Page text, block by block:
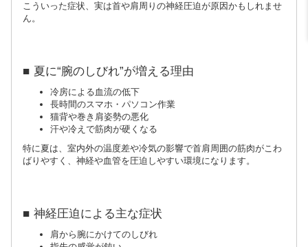
こういった症状、実は首や肩周りの神経圧迫が原因かもしれませ
ん。
■ 夏に“腕のしびれ”が増える理由
冷房による血流の低下
長時間のスマホ・パソコン作業
猫背や巻き肩姿勢の悪化
汗や冷えで筋肉が硬くなる
特に夏は、室内外の温度差や冷気の影響で首肩周囲の筋肉がこわ
ばりやすく、神経や血管を圧迫しやすい環境になります。
■ 神経圧迫による主な症状
肩から腕にかけてのしびれ